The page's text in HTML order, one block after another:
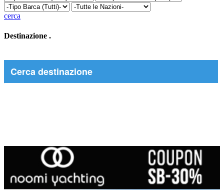
cerca
Destinazione .